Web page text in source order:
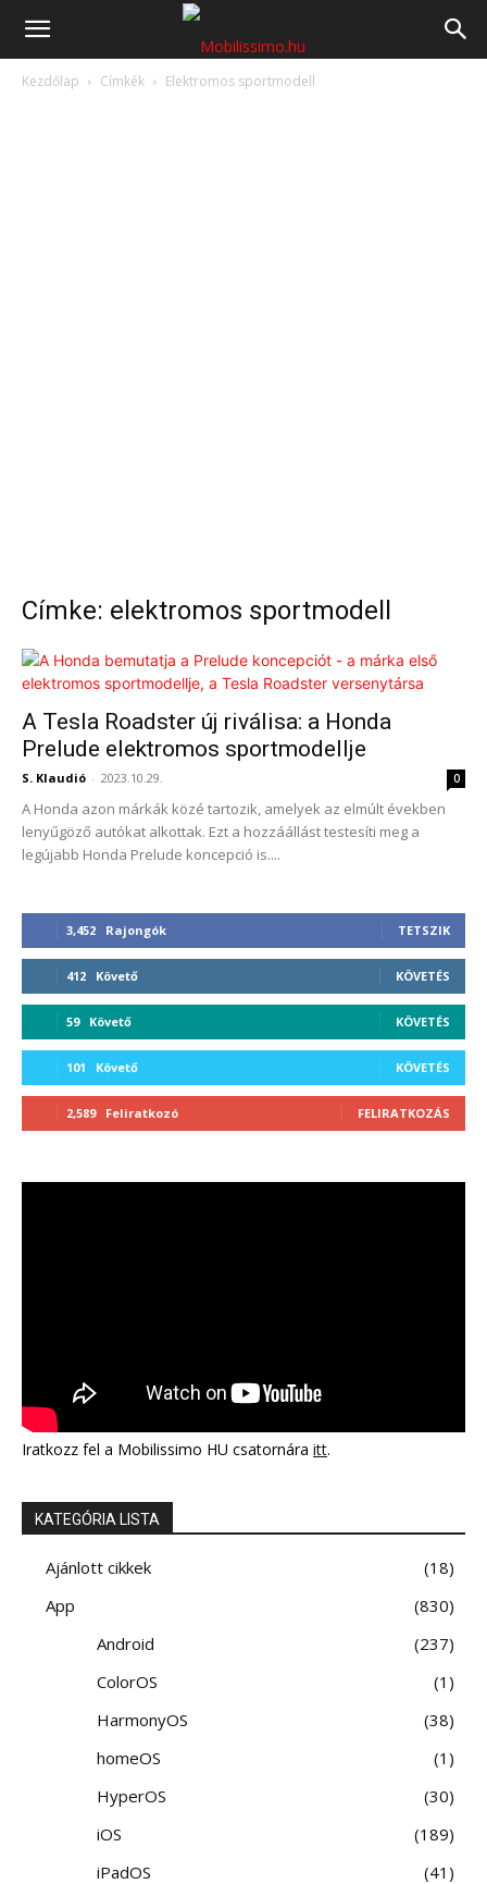
Mobilissimo.hu
Kezdőlap Címkék Elektromos sportmodell
Címke: elektromos sportmodell
A Tesla Roadster új riválisa: a Honda
Prelude elektromos sportmodellje
S. Klaudió - 2023.10.29. 0
A Honda azon márkák közé tartozik, amelyek az elmúlt években
lenyűgöző autókat alkottak. Ezt a hozzáállást testesíti meg a
legújabb Honda Prelude koncepció is....
3,452 Rajongók TETSZIK
412 Követő KÖVETÉS
59 Követő KÖVETÉS
101 Követő KÖVETÉS
2,589 Feliratkozó FELIRATKOZÁS
Iratkozz fel a Mobilissimo HU csatornára itt.
KATEGÓRIA LISTA
Ajánlott cikkek
18
App
830
Android
237
ColorOS
1
HarmonyOS
38
homeOS
1
HyperOS
30
iOS
189
iPadOS
41